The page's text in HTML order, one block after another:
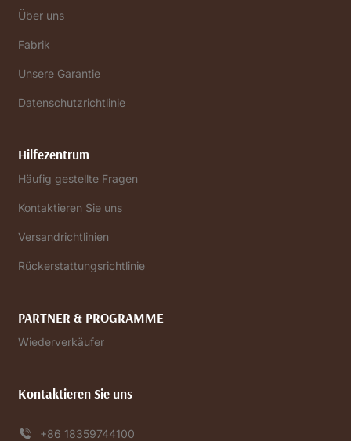
Über uns
Fabrik
Unsere Garantie
Datenschutzrichtlinie
Hilfezentrum
Häufig gestellte Fragen
Kontaktieren Sie uns
Versandrichtlinien
Rückerstattungsrichtlinie
PARTNER & PROGRAMME
Wiederverkäufer
Kontaktieren Sie uns
+86 18359744100